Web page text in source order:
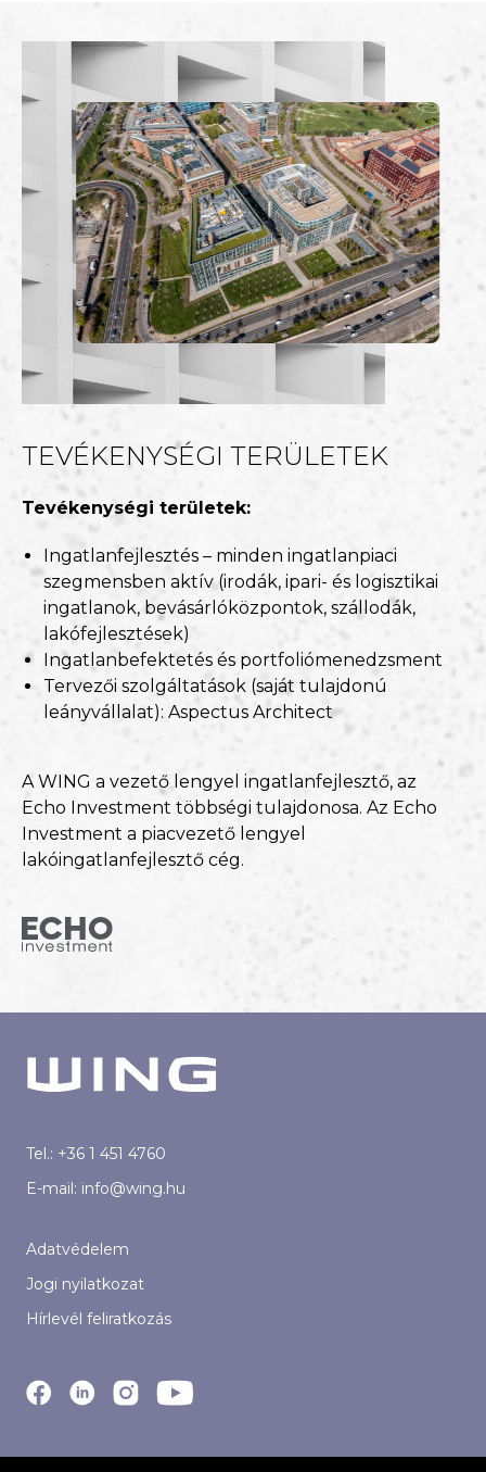
TEVÉKENYSÉGI TERÜLETEK
Tevékenységi területek:
Ingatlanfejlesztés – minden ingatlanpiaci
szegmensben aktív (irodák, ipari- és logisztikai
ingatlanok, bevásárlóközpontok, szállodák,
lakófejlesztések)
Ingatlanbefektetés és portfoliómenedzsment
Tervezői szolgáltatások (saját tulajdonú
leányvállalat): Aspectus Architect
A WING a vezető lengyel ingatlanfejlesztő, az
Echo Investment többségi tulajdonosa. Az Echo
Investment a piacvezető lengyel
lakóingatlanfejlesztő cég.
Tel.: +36 1 451 4760
E-mail: info@wing.hu
Adatvédelem
Jogi nyilatkozat
Hírlevél feliratkozás